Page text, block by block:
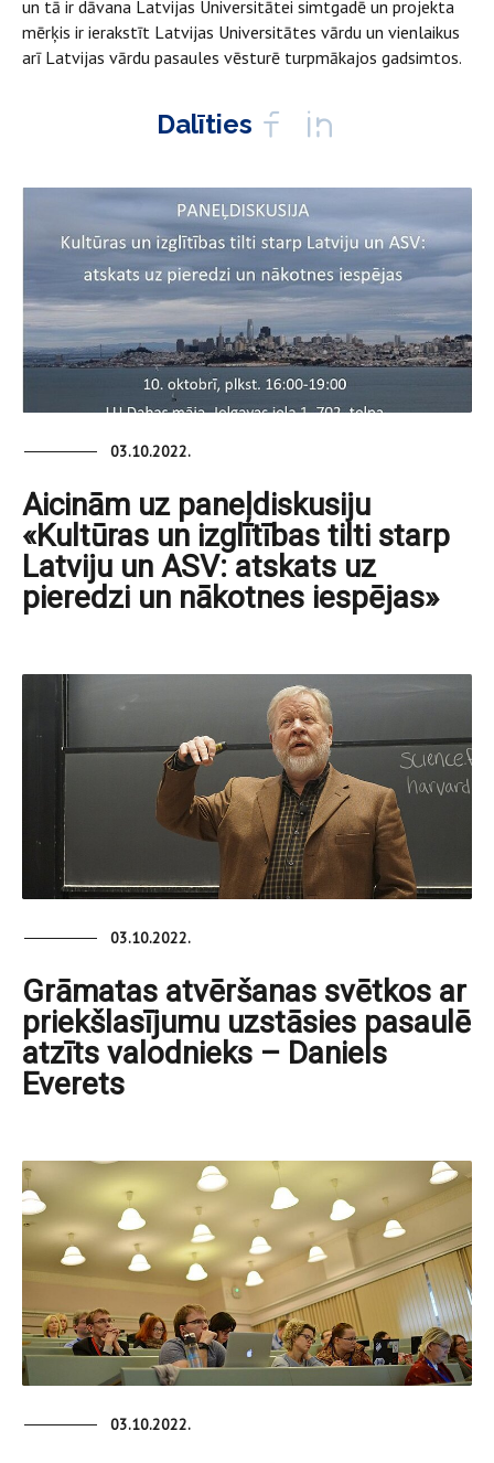
un tā ir dāvana Latvijas Universitātei simtgadē un projekta
mērķis ir ierakstīt Latvijas Universitātes vārdu un vienlaikus
arī Latvijas vārdu pasaules vēsturē turpmākajos gadsimtos.
Dalīties
03.10.2022.
Aicinām uz paneļdiskusiju
«Kultūras un izglītības tilti starp
Latviju un ASV: atskats uz
pieredzi un nākotnes iespējas»
03.10.2022.
Grāmatas atvēršanas svētkos ar
priekšlasījumu uzstāsies pasaulē
atzīts valodnieks – Daniels
Everets
03.10.2022.